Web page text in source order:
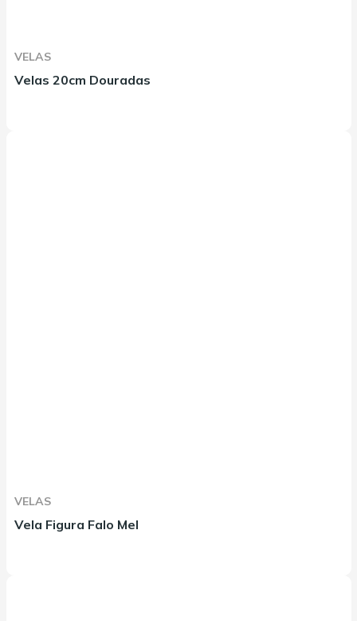
VELAS
Velas 20cm Douradas
VELAS
Vela Figura Falo Mel